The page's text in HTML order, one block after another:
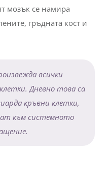
мозък се намира
гръдната кост и
всички
Дневно това са
кръвни клетки,
към системното